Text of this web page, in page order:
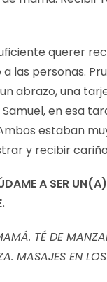
querer
las personas.
abrazo, una
en esa
estaban
y recibir
A SER
TÉ DE
MASAJES EN LOS